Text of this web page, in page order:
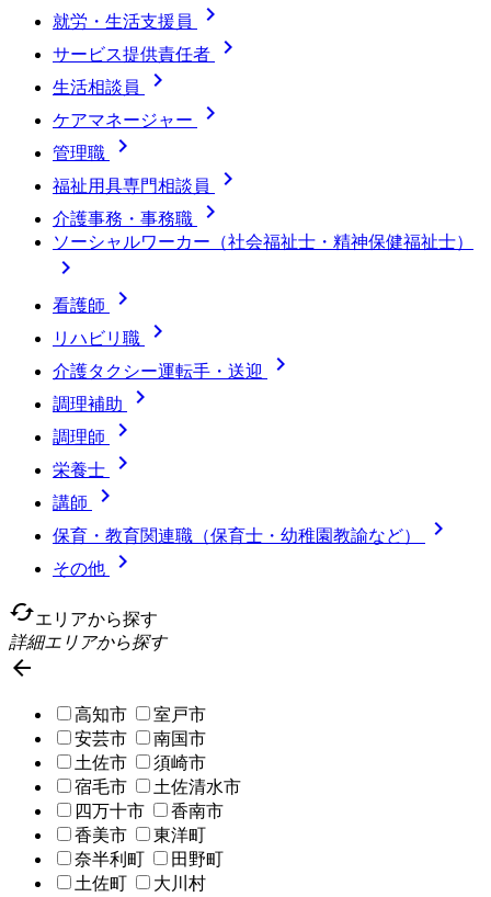
就労・生活支援員 
サービス提供責任者 
生活相談員 
ケアマネージャー 
管理職 
福祉用具専門相談員 
介護事務・事務職 
ソーシャルワーカー（社会福祉士・精神保健福祉士）

看護師 
リハビリ職 
介護タクシー運転手・送迎 
調理補助 
調理師 
栄養士 
講師 
保育・教育関連職（保育士・幼稚園教諭など） 
その他

cachedエリアから探す
詳細エリアから探す

高知市
室戸市
安芸市
南国市
土佐市
須崎市
宿毛市
土佐清水市
四万十市
香南市
香美市
東洋町
奈半利町
田野町
土佐町
大川村